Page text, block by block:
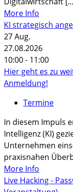
More Info
KI strategisch
27Aug.
27.08.2026
10:00 - 11:00
Hier geht es zu
Anmeldung!
Termine
In diesem Impuls
Intelligenz (KI)
Unternehmen
praxisnahen
More Info
Live Hacking -